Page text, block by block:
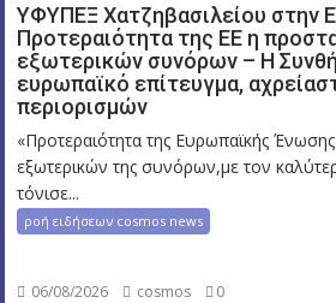
ΥΦΥΠΕΞ Χατζηβασιλείου στην
Προτεραιότητα της ΕΕ η
εξωτερικών συνόρων – Η
ευρωπαϊκό επίτευγμα,
περιορισμών
«Προτεραιότητα της Ευρωπαϊκής
εξωτερικών της συνόρων,με τον
τόνισε...
ροή ειδήσεων cosmos news
06/08/2026 cosmos 0